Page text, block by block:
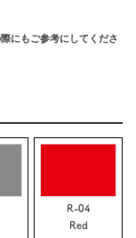
にもご参考にしてくださ
R-04
Red